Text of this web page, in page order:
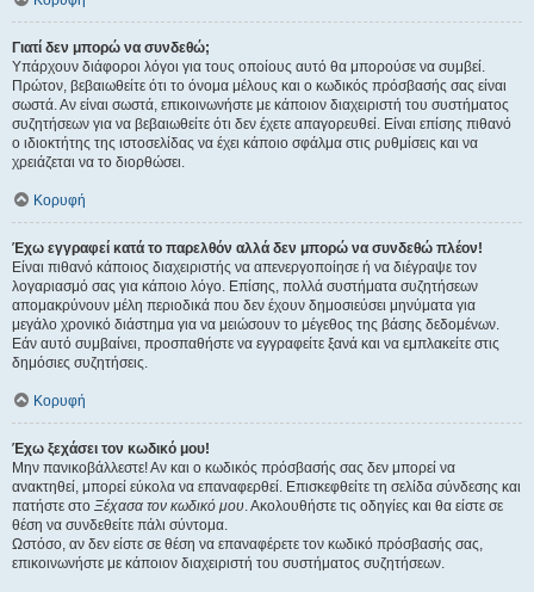
Γιατί δεν μπορώ να συνδεθώ;
Υπάρχουν διάφοροι λόγοι για τους οποίους αυτό θα μπορούσε να συμβεί.
Πρώτον, βεβαιωθείτε ότι το όνομα μέλους και ο κωδικός πρόσβασής σας είναι
σωστά. Αν είναι σωστά, επικοινωνήστε με κάποιον διαχειριστή του συστήματος
συζητήσεων για να βεβαιωθείτε ότι δεν έχετε απαγορευθεί. Είναι επίσης πιθανό
ο ιδιοκτήτης της ιστοσελίδας να έχει κάποιο σφάλμα στις ρυθμίσεις και να
χρειάζεται να το διορθώσει.
Κορυφή
Έχω εγγραφεί κατά το παρελθόν αλλά δεν μπορώ να συνδεθώ πλέον!
Είναι πιθανό κάποιος διαχειριστής να απενεργοποίησε ή να διέγραψε τον
λογαριασμό σας για κάποιο λόγο. Επίσης, πολλά συστήματα συζητήσεων
απομακρύνουν μέλη περιοδικά που δεν έχουν δημοσιεύσει μηνύματα για
μεγάλο χρονικό διάστημα για να μειώσουν το μέγεθος της βάσης δεδομένων.
Εάν αυτό συμβαίνει, προσπαθήστε να εγγραφείτε ξανά και να εμπλακείτε στις
δημόσιες συζητήσεις.
Κορυφή
Έχω ξεχάσει τον κωδικό μου!
Μην πανικοβάλλεστε! Αν και ο κωδικός πρόσβασής σας δεν μπορεί να
ανακτηθεί, μπορεί εύκολα να επαναφερθεί. Επισκεφθείτε τη σελίδα σύνδεσης και
πατήστε στο Ξέχασα τον κωδικό μου. Ακολουθήστε τις οδηγίες και θα είστε σε
θέση να συνδεθείτε πάλι σύντομα.
Ωστόσο, αν δεν είστε σε θέση να επαναφέρετε τον κωδικό πρόσβασής σας,
επικοινωνήστε με κάποιον διαχειριστή του συστήματος συζητήσεων.